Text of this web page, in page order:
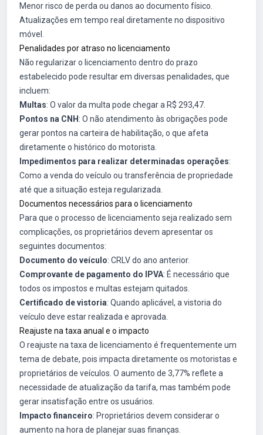
Menor risco de perda ou danos ao documento físico.
Atualizações em tempo real diretamente no dispositivo
móvel.
Penalidades por atraso no licenciamento
Não regularizar o licenciamento dentro do prazo
estabelecido pode resultar em diversas penalidades, que
incluem:
Multas: O valor da multa pode chegar a R$ 293,47.
Pontos na CNH : O não atendimento às obrigações pode
gerar pontos na carteira de habilitação, o que afeta
diretamente o histórico do motorista.
Impedimentos para realizar determinadas operações:
Como a venda do veículo ou transferência de propriedade
até que a situação esteja regularizada.
Documentos necessários para o licenciamento
Para que o processo de licenciamento seja realizado sem
complicações, os proprietários devem apresentar os
seguintes documentos:
Documento do veículo: CRLV do ano anterior.
Comprovante de pagamento do IPVA: É necessário que
todos os impostos e multas estejam quitados.
Certificado de vistoria: Quando aplicável, a vistoria do
veículo deve estar realizada e aprovada.
Reajuste na taxa anual e o impacto
O reajuste na taxa de licenciamento é frequentemente um
tema de debate, pois impacta diretamente os motoristas e
proprietários de veículos. O aumento de 3,77% reflete a
necessidade de atualização da tarifa, mas também pode
gerar insatisfação entre os usuários.
Impacto financeiro: Proprietários devem considerar o
aumento na hora de planejar suas finanças.